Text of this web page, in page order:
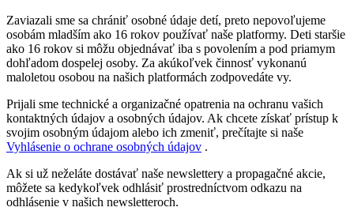
Zaviazali sme sa chrániť osobné údaje detí, preto nepovoľujeme
osobám mladším ako 16 rokov používať naše platformy. Deti staršie
ako 16 rokov si môžu objednávať iba s povolením a pod priamym
dohľadom dospelej osoby. Za akúkoľvek činnosť vykonanú
maloletou osobou na našich platformách zodpovedáte vy.
Prijali sme technické a organizačné opatrenia na ochranu vašich
kontaktných údajov a osobných údajov. Ak chcete získať prístup k
svojim osobným údajom alebo ich zmeniť, prečítajte si naše
Vyhlásenie o ochrane osobných údajov .
Ak si už neželáte dostávať naše newslettery a propagačné akcie,
môžete sa kedykoľvek odhlásiť prostredníctvom odkazu na
odhlásenie v našich newsletteroch.